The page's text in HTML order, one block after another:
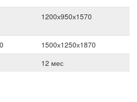
1200х950х1570
1500х1250х1870
12 мес